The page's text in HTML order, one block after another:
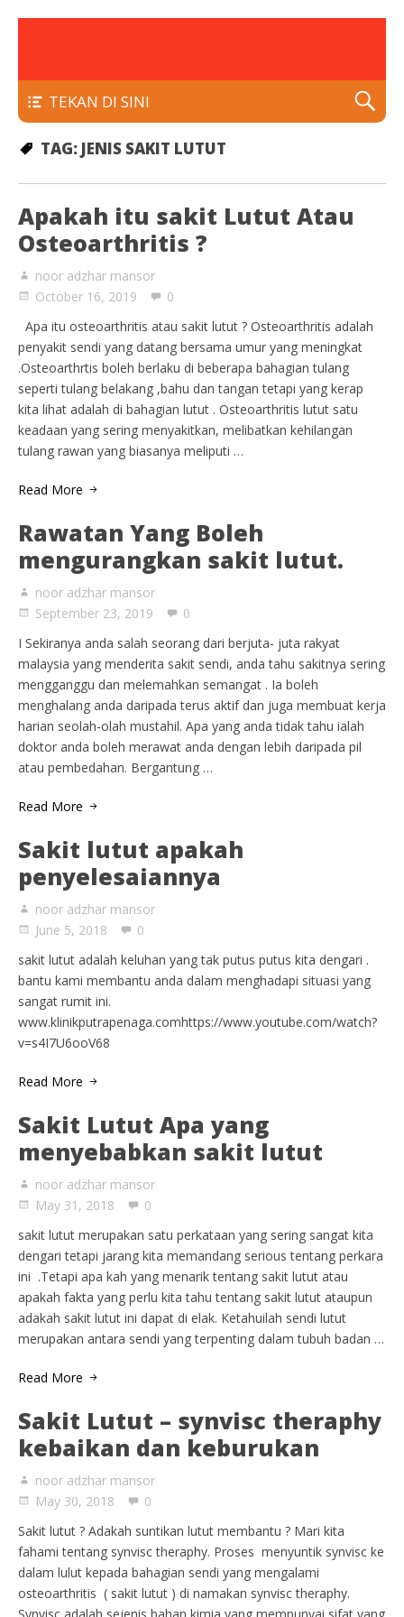
TEKAN DI SINI
TAG: JENIS SAKIT LUTUT
Apakah itu sakit Lutut Atau
Osteoarthritis ?
noor adzhar mansor
October 16, 2019
0
Apa itu osteoarthritis atau sakit lutut ? Osteoarthritis adalah
penyakit sendi yang datang bersama umur yang meningkat
.Osteoarthrtis boleh berlaku di beberapa bahagian tulang
seperti tulang belakang ,bahu dan tangan tetapi yang kerap
kita lihat adalah di bahagian lutut . Osteoarthritis lutut satu
keadaan yang sering menyakitkan, melibatkan kehilangan
tulang rawan yang biasanya meliputi …
Read More
Rawatan Yang Boleh
mengurangkan sakit lutut.
noor adzhar mansor
September 23, 2019
0
I Sekiranya anda salah seorang dari berjuta- juta rakyat
malaysia yang menderita sakit sendi, anda tahu sakitnya sering
mengganggu dan melemahkan semangat . Ia boleh
menghalang anda daripada terus aktif dan juga membuat kerja
harian seolah-olah mustahil. Apa yang anda tidak tahu ialah
doktor anda boleh merawat anda dengan lebih daripada pil
atau pembedahan. Bergantung …
Read More
Sakit lutut apakah
penyelesaiannya
noor adzhar mansor
June 5, 2018
0
sakit lutut adalah keluhan yang tak putus putus kita dengari .
bantu kami membantu anda dalam menghadapi situasi yang
sangat rumit ini.
www.klinikputrapenaga.comhttps://www.youtube.com/watch?
v=s4I7U6ooV68
Read More
Sakit Lutut Apa yang
menyebabkan sakit lutut
noor adzhar mansor
May 31, 2018
0
sakit lutut merupakan satu perkataan yang sering sangat kita
dengari tetapi jarang kita memandang serious tentang perkara
ini .Tetapi apa kah yang menarik tentang sakit lutut atau
apakah fakta yang perlu kita tahu tentang sakit lutut ataupun
adakah sakit lutut ini dapat di elak. Ketahuilah sendi lutut
merupakan antara sendi yang terpenting dalam tubuh badan …
Read More
Sakit Lutut – synvisc theraphy
kebaikan dan keburukan
noor adzhar mansor
May 30, 2018
0
Sakit lutut ? Adakah suntikan lutut membantu ? Mari kita
fahami tentang synvisc theraphy. Proses menyuntik synvisc ke
dalam lulut kepada bahagian sendi yang mengalami
osteoarthritis ( sakit lutut ) di namakan synvisc theraphy.